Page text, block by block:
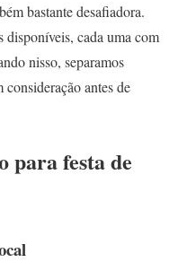
bastante desafiadora.
disponíveis, cada uma com
nisso, separamos
antes de
para festa de